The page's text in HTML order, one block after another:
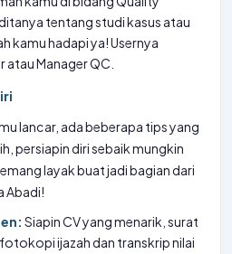
tentang studi kasus atau
kamu hadapi ya! Usernya
Manager QC.
lancar, ada beberapa tips yang
persiapin diri sebaik mungkin
layak buat jadi bagian dari
Abadi!
Siapin CV yang menarik, surat
ijazah dan transkrip nilai